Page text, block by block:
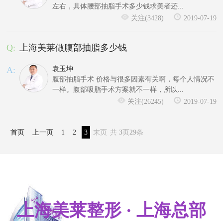
左右，具体腰部抽脂手术多少钱求美者还...
关注(3428)
2019-07-19
Q: 上海美莱做腹部抽脂多少钱
A:
袁玉坤
腹部抽脂手术 价格与很多因素有关啊，每个人情况不
一样。腹部吸脂手术方案就不一样，所以...
关注(26245)
2019-07-19
首页 上一页 1 2 3 末页 共3页29条
上海美莱整形 · 上海总部